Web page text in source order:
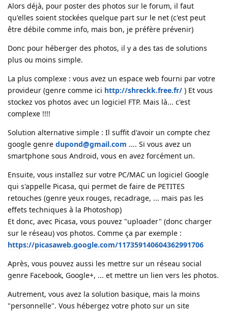
Alors déjà, pour poster des photos sur le forum, il faut
qu'elles soient stockées quelque part sur le net (c'est peut
être débile comme info, mais bon, je préfère prévenir)
Donc pour héberger des photos, il y a des tas de solutions
plus ou moins simple.
La plus complexe : vous avez un espace web fourni par votre
provideur (genre comme ici http://shreckk.free.fr/ ) Et vous
stockez vos photos avec un logiciel FTP. Mais là... c'est
complexe !!!!
Solution alternative simple : Il suffit d'avoir un compte chez
google genre dupond@gmail.com .... Si vous avez un
smartphone sous Android, vous en avez forcément un.
Ensuite, vous installez sur votre PC/MAC un logiciel Google
qui s'appelle Picasa, qui permet de faire de PETITES
retouches (genre yeux rouges, recadrage, ... mais pas les
effets techniques à la Photoshop)
Et donc, avec Picasa, vous pouvez "uploader" (donc charger
sur le réseau) vos photos. Comme ça par exemple :
https://picasaweb.google.com/117359140604362991706
Après, vous pouvez aussi les mettre sur un réseau social
genre Facebook, Google+, ... et mettre un lien vers les photos.
Autrement, vous avez la solution basique, mais la moins
"personnelle". Vous hébergez votre photo sur un site